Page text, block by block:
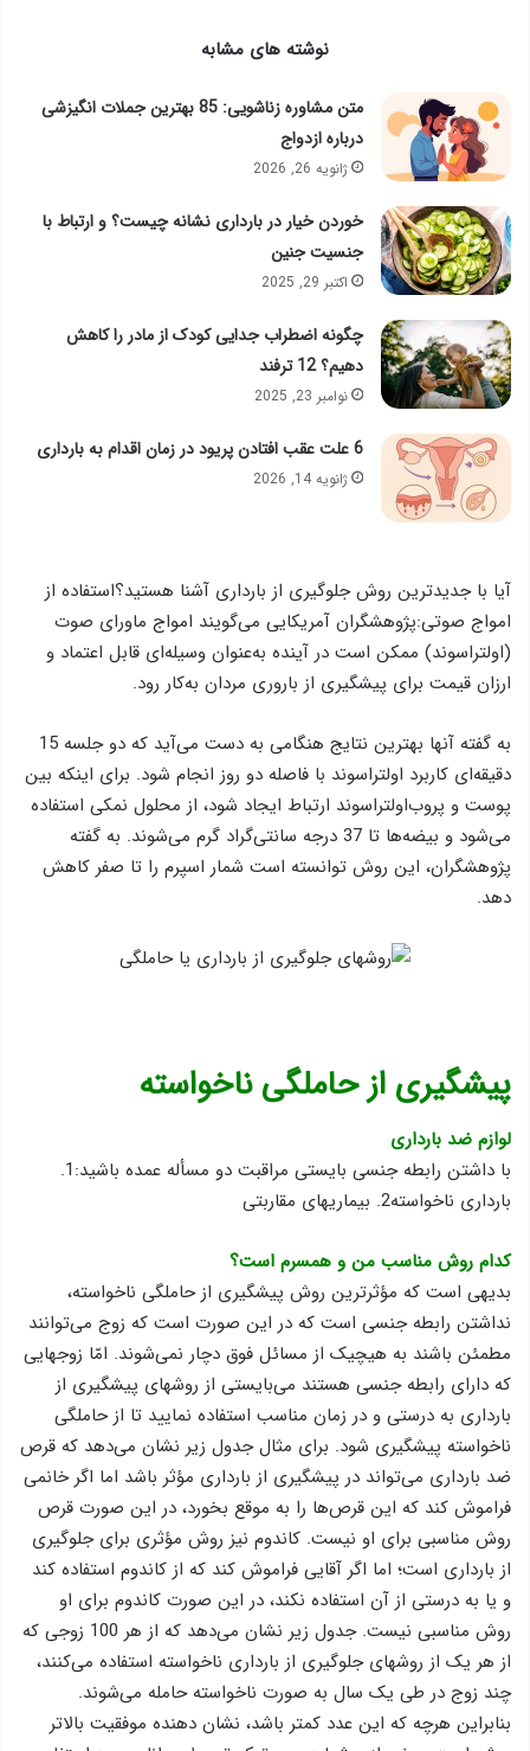
نوشته های مشابه
متن مشاوره زناشویی: 85 بهترین جملات انگیزشی
درباره ازدواج
ژانویه 26, 2026
خوردن خیار در بارداری نشانه چیست؟ و ارتباط با
جنسیت جنین
اکتبر 29, 2025
چگونه اضطراب جدایی کودک از مادر را کاهش
دهیم؟ 12 ترفند
نوامبر 23, 2025
6 علت عقب افتادن پریود در زمان اقدام به بارداری
ژانویه 14, 2026
آیا با جدیدترین روش جلوگیری از بارداری آشنا هستید؟استفاده از
امواج صوتی:پژوهشگران آمریکایی می‌گویند امواج ماورای صوت
(اولتراسوند) ممکن است در آینده به‌عنوان وسیله‌ای قابل اعتماد و
ارزان قیمت برای پیشگیری از باروری مردان به‌کار رود.
به گفته آنها بهترین نتایج هنگامی به دست می‌آید که دو جلسه 15
دقیقه‌ای کاربرد اولتراسوند با فاصله دو روز انجام شود. برای اینکه بین
پوست و پروب‌اولتراسوند ارتباط ایجاد شود، از محلول نمکی استفاده
می‌شود و بیضه‌ها تا 37 درجه سانتی‌گراد گرم می‌شوند. به گفته
پژوهشگران، این روش توانسته است شمار اسپرم را تا صفر کاهش
دهد.
پیشگیری از حاملگی ناخواسته
لوازم ضد بارداری
با داشتن رابطه جنسی بایستی مراقبت دو مسأله عمده باشید:1.
بارداری ناخواسته2. بیماریهای مقاربتی
کدام روش مناسب من و همسرم است؟
بدیهی است که مؤثرترین روش پیشگیری از حاملگی ناخواسته‌،
نداشتن رابطه جنسی است که در این صورت است که زوج می‌توانند
مطمئن باشند به هیچیک از مسائل فوق دچار نمی‌شوند. امّا زوجهایی
که دارای رابطه جنسی هستند می‌بایستی از روشهای پیشگیری از
بارداری به درستی و در زمان مناسب استفاده نمایید تا از حاملگی
ناخواسته پیشگیری شود. برای مثال جدول زیر نشان می‌دهد که قرص
ضد بارداری می‌تواند در پیشگیری از بارداری مؤثر باشد اما اگر خانمی
فراموش کند که این قرص‌ها را به موقع بخورد، در این صورت قرص
روش مناسبی برای او نیست. کاندوم نیز روش مؤثری برای جلوگیری
از بارداری است؛ اما اگر آقایی فراموش کند که از کاندوم استفاده کند
و یا به درستی از آن استفاده نکند، در این صورت کاندوم برای او
روش مناسبی نیست. جدول زیر نشان می‌دهد که از هر 100 زوجی که
از هر یک از روشهای جلوگیری از بارداری ناخواسته استفاده می‌کنند،
چند زوج در طی یک سال به صورت ناخواسته حامله می‌شوند.
بنابراین هرچه که این عدد کمتر باشد، نشان دهنده موفقیت بالاتر